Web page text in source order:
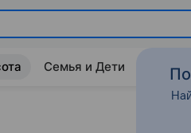
Семья и Дети Дом